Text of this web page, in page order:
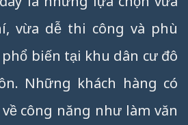
vừa dễ thi công và phù
biến tại khu dân cư đô
Những khách hàng có
công năng như làm văn